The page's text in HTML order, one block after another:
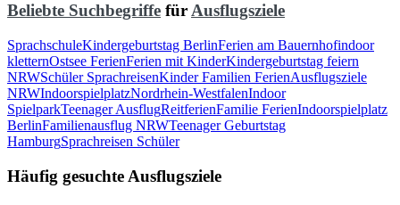
Beliebte Suchbegriffe fürAusflugsziele
SprachschuleKindergeburtstag BerlinFerien am Bauernhofindoor
kletternOstsee FerienFerien mit KinderKindergeburtstag feiern
NRWSchüler SprachreisenKinder Familien FerienAusflugsziele
NRWIndoorspielplatzNordrhein-WestfalenIndoor
SpielparkTeenager AusflugReitferienFamilie FerienIndoorspielplatz
BerlinFamilienausflug NRWTeenager Geburtstag
HamburgSprachreisen Schüler
Häufig gesuchte Ausflugsziele